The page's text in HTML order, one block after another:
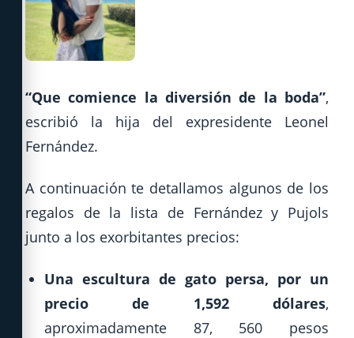
“Que comience la diversión de la boda”,
escribió la hija del expresidente Leonel
Fernández.
A continuación te detallamos algunos de los
regalos de la lista de Fernández y Pujols
junto a los exorbitantes precios:
Una escultura de gato persa, por un
precio de 1,592 dólares,
aproximadamente 87, 560 pesos